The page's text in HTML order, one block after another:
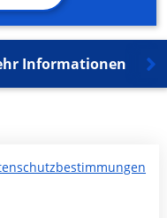
Informationen
in der Arnulfstr.
in